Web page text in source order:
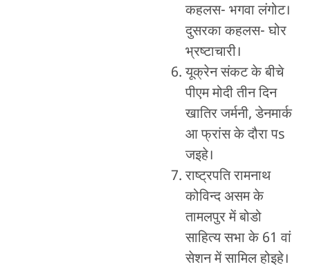
कहलस- भगवा लंगोट।
दुसरका कहलस- घोर
भ्रष्टाचारी।
यूक्रेन संकट के बीचे
पीएम मोदी तीन दिन
खातिर जर्मनी, डेनमार्क
आ फ्रांस के दौरा पs
जइहे।
राष्ट्रपति रामनाथ
कोविन्द असम के
तामलपुर में बोडो
साहित्य सभा के 61 वां
सेशन में सामिल होइहे।